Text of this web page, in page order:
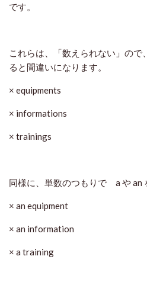
です。
これらは、「数えられない」ので
ると間違いになります。
× equipments
× informations
× trainings
同様に、単数のつもりで a や an
× an equipment
× an information
× a training